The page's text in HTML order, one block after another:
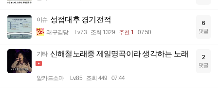
이슈 성접대후 경기전적
왜구김당 Lv.73 조회 1329 추천 1 07:50
6
댓글
기타 신해철노래중 제일명곡이라 생각하는 노래
알카드소마 Lv.85 조회 449 07:44
2
댓글